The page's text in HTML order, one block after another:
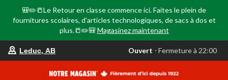
🎒✏️📒Le Retour en classe commence ici. Faites le plein de
fournitures scolaires, d'articles technologiques, de sacs à dos et
plus.📒✏️🎒 Magasinez maintenant
votre
est
Leduc, AB Ouvert ⋅ Fermeture à 22:00